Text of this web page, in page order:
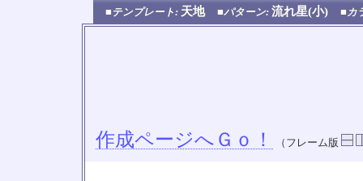
■テンプレート: 天地 ■パターン: 流れ星(小) ■カ
作成ページへＧｏ！ （フレーム版